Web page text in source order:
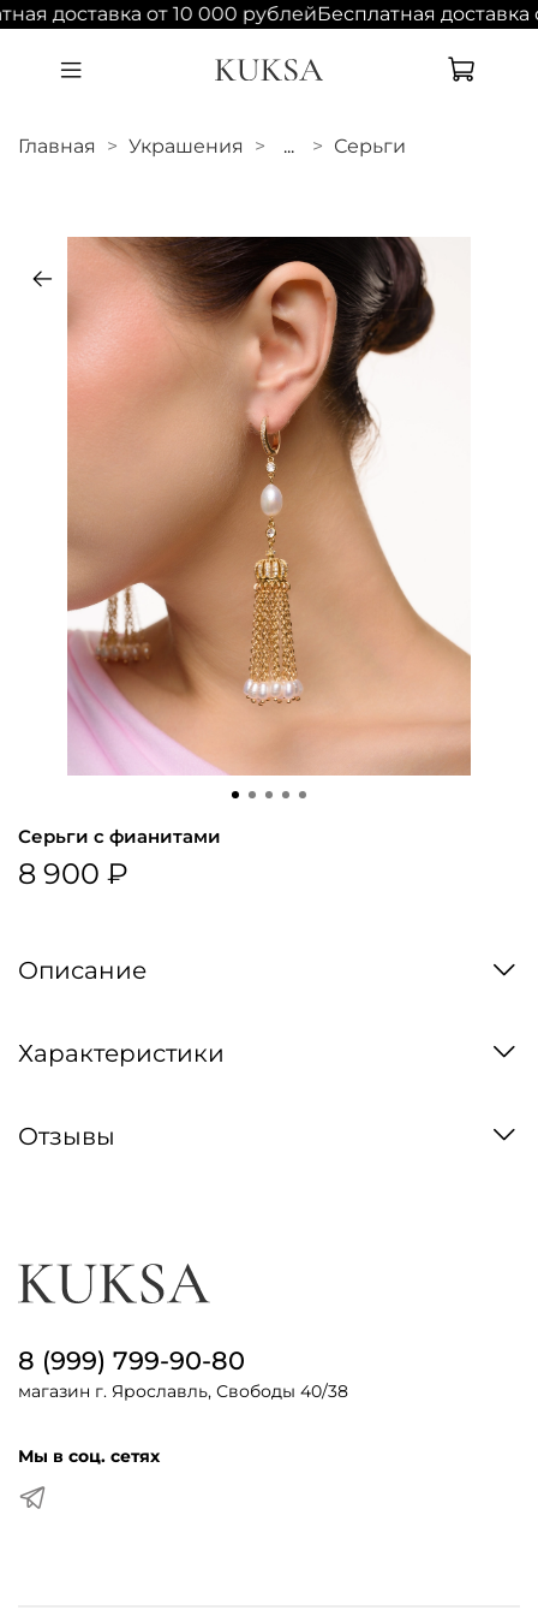
доставка от 10 000 рублейБесплатная доставка
Главная Украшения ... Серьги
Серьги с фианитами
8 900 ₽
Описание
Характеристики
Отзывы
8 (999) 799-90-80
магазин г. Ярославль, Свободы 40/38
Мы в соц. сетях